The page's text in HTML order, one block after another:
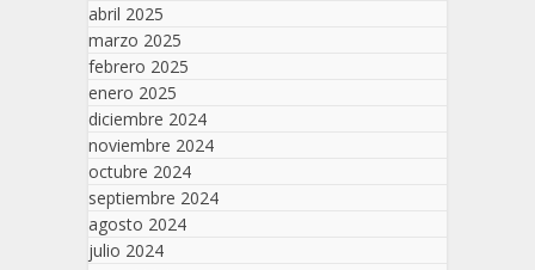
abril 2025
marzo 2025
febrero 2025
enero 2025
diciembre 2024
noviembre 2024
octubre 2024
septiembre 2024
agosto 2024
julio 2024